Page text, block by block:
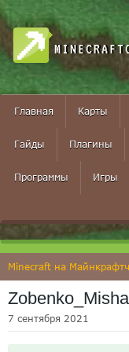
Главная Карты
Гайды Плагины
Программы Игры
Minecraft на
Zobenko_Misha
7 сентября 2021